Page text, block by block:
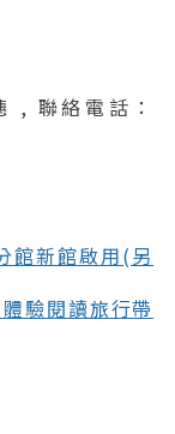
, 聯絡電話：
館新館啟用(另
驗閱讀旅行帶